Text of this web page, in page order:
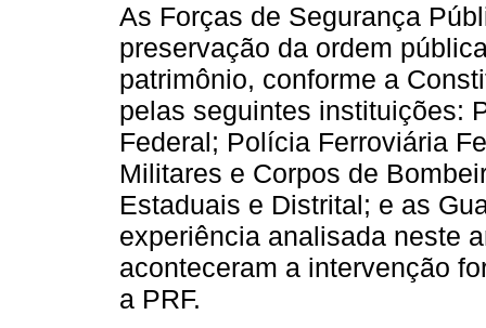
As Forças de Segurança
preservação da ordem
patrimônio, conforme a
pelas seguintes instituições:
Federal; Polícia Ferroviária
Militares e Corpos de
Estaduais e Distrital; e as
experiência analisada neste
aconteceram a intervenção
a PRF.